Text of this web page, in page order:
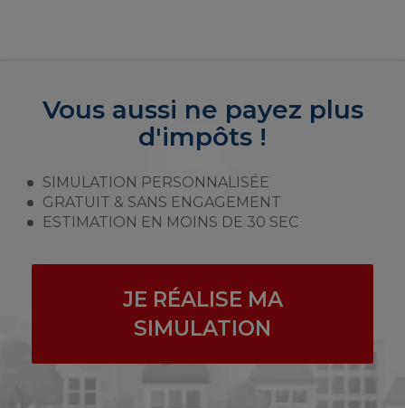
Vous aussi ne payez plus
d'impôts !
SIMULATION PERSONNALISÉE
GRATUIT & SANS ENGAGEMENT
ESTIMATION EN MOINS DE 30 SEC
JE RÉALISE MA
SIMULATION